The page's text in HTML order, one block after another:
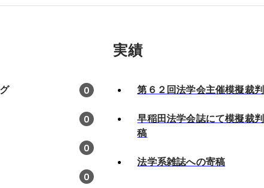
0
0
0
0
実績
第６２回法学会主催模擬裁判
早稲田法学会誌にて模擬裁
稿
法学系雑誌への寄稿